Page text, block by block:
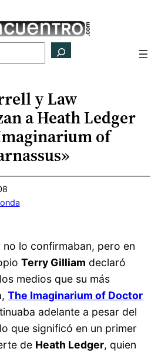
y Law
a Heath Ledger
of
no lo confirmaban, pero en
Terry Gilliam declaró
medios que su más
The Imaginarium of Doctor
adelante a pesar del
que significó en un primer
de Heath Ledger, quien